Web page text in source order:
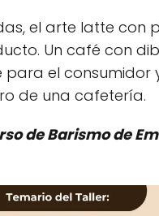
el arte latte con
Un café con
el consumidor
de una cafetería.
de Barismo de